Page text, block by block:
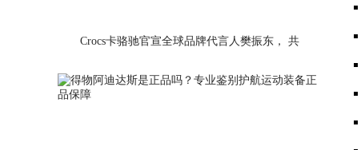
Crocs卡骆驰官宣全球品牌代言人樊振东， 共